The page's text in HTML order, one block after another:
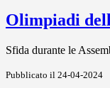
Olimpiadi
Sfida durante le
Pubblicato il 24-04-2024